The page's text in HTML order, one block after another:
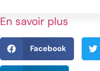
En savoir plus
Facebook